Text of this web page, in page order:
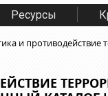
Ресурсы
и противодействие